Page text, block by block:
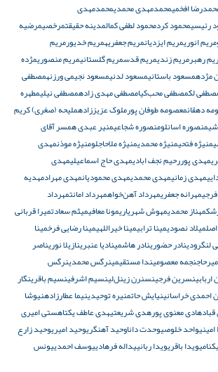
افخمیمحمدمهدی محمدیمحمدمهدی
رئیسیمحمود کردمحمود لطفی کمالمدینه حقیقتمرخصیمرضیه
مریم انوریمریم ایزدیانمریم جعفریهمریم خدیورمریم
رهبرمریم زندیمریم قدسمریم گلستانیمریم منصوریمژده
مژدهمسعود باستانیمسعود لدنیمسعود نجیمی ورزنهمصطفی
لکمصطفی محب‌کیامصطفی مهدی زادهمصطفی نیلیمطهره
دهقانمعصومه طوفان پورملوک عزیززادهملیحه (صغری) کریم
منصوره اسانلومنصوره شجاعیمنیر عبدی همسر آقای
منیژه فتحیمنیژه محمدیمنیژه ملاحاجلومنیژه موذنمهدى
مهدی پوررحیم نجف ابادیمهدی حاج اسماعیلیمهدی
مهدی زمانیمهدی محمدیمهدی محمودیانمهدی مهرادمهدیه
مهرانه جعفریمهرداد آهن‌خواهمهرداد امانتمهرداد
مهناز محمدیمهوش شهریاریمونا معافیمیثم سعادتمیرا قربانی
میلاد نصودیمینا ترابیمینا خیراللهیمینا رضایی فرخمینا
لنگرودینادر حضورینادر هاشمینادیا عنبرینازیلا نوریناصر
نجمه معصومیندا مستقیمینرگس محمدینرگس
نسرین فرجینسنرن زینل‌لینسیم اشرفینسیم باقرینگار
احمدی خراسانینیایش حاتمنیره توحیدینیما عطارزادهنیوشا
هادی معنوی پورهدی شریعتیهدی عاطف یکتاهستی امیری
واحد خلوصیوحدت داناوحید آهنگریوحید امیریوحید زارع
ویدا باقریویدا ربانییداله فرهادییوسف احمدییونس